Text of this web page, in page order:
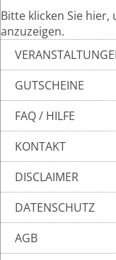
Bitte klicken Sie
anzuzeigen.
GUTSCHEINE
FAQ / HILFE
KONTAKT
DISCLAIMER
DATENSCHUTZ
AGB